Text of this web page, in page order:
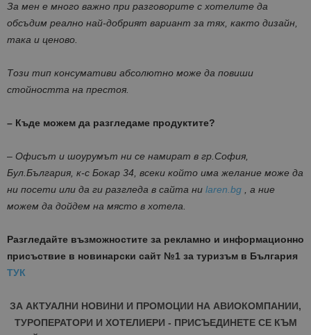
За мен е много важно при разговорите с хотелите да
обсъдим реално най-добрият вариант за тях, както дизайн,
така и ценово.
Този тип консумативи абсолютно може да повиши
стойността на престоя.
– Къде можем да разгледаме продуктите?
– Офисът и шоурумът ни се намират в гр.София,
Бул.България, к-с Бокар 34, всеки който има желание може да
ни посети или да ги разгледа в сайта ни laren.bg , а ние
можем да дойдем на място в хотела.
Разгледайте възможностите за рекламно и информационно
присъствие в новинарски сайт №1 за туризъм в България
ТУК
ЗА АКТУАЛНИ НОВИНИ И ПРОМОЦИИ НА АВИОКОМПАНИИ,
ТУРОПЕРАТОРИ И ХОТЕЛИЕРИ - ПРИСЪЕДИНЕТЕ СЕ КЪМ